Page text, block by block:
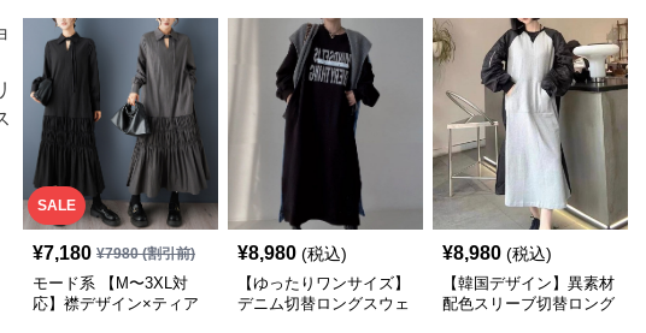
SALE
¥7,180 ¥7980(割引前)
モード系 【M〜3XL対
応】襟デザイン×ティア
¥8,980 (税込)
【ゆったりワンサイズ】
デニム切替ロングスウェ
¥8,980 (税込)
【韓国デザイン】異素材
配色スリーブ切替ロング